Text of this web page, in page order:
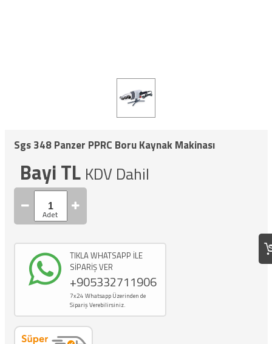
Sgs 348 Panzer PPRC Boru Kaynak Makinası
Bayi TL KDV Dahil
TIKLA WHATSAPP İLE
SİPARİŞ VER
+905332711906
7x24 Whatsapp Üzerinden de
Sipariş Verebilirsiniz.